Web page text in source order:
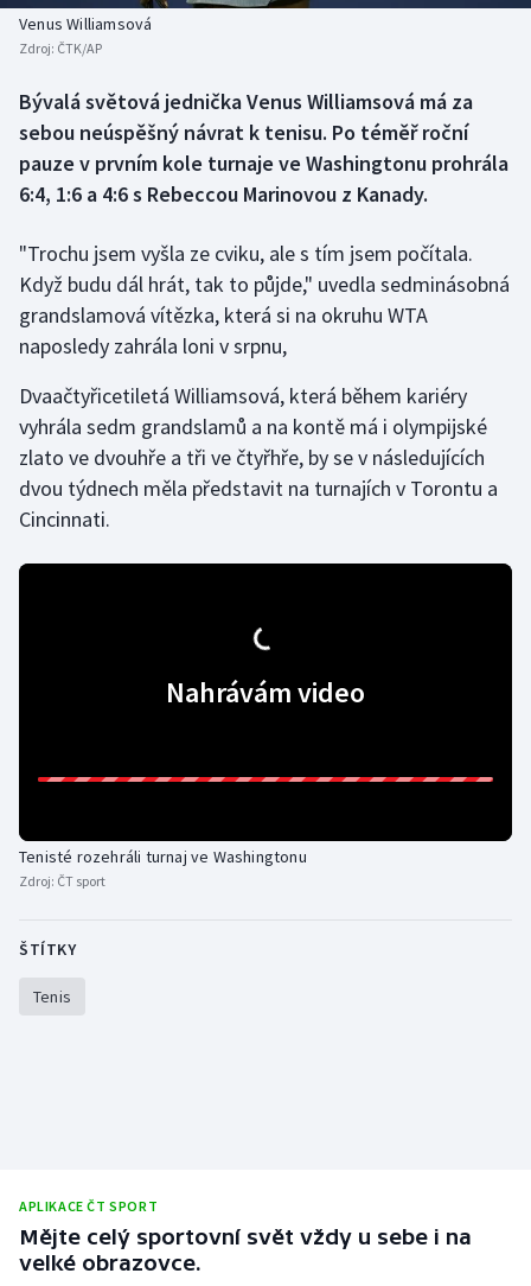
Biatlon
Box
Curling
Dostihy
Florbal
Futsal
Golf
Gymnastika
Házená
Moderní pětiboj
Olympijské hry
Ragby
Rychlobruslení
Aplikace ČT sport
Venus Williamsová
Zdroj: ČTK/AP
Bývalá světová jednička Venus Williamsová má za
sebou neúspěšný návrat k tenisu. Po téměř roční
pauze v prvním kole turnaje ve Washingtonu prohrála
6:4, 1:6 a 4:6 s Rebeccou Marinovou z Kanady.
"Trochu jsem vyšla ze cviku, ale s tím jsem počítala.
Když budu dál hrát, tak to půjde," uvedla sedminásobná
grandslamová vítězka, která si na okruhu WTA
naposledy zahrála loni v srpnu,
Dvaačtyřicetiletá Williamsová, která během kariéry
vyhrála sedm grandslamů a na kontě má i olympijské
zlato ve dvouhře a tři ve čtyřhře, by se v následujících
dvou týdnech měla představit na turnajích v Torontu a
Cincinnati.
Nahrávám video
Tenisté rozehráli turnaj ve Washingtonu
Zdroj: ČT sport
ŠTÍTKY
Tenis
APLIKACE ČT SPORT
Mějte celý sportovní svět vždy u sebe i na
velké obrazovce.